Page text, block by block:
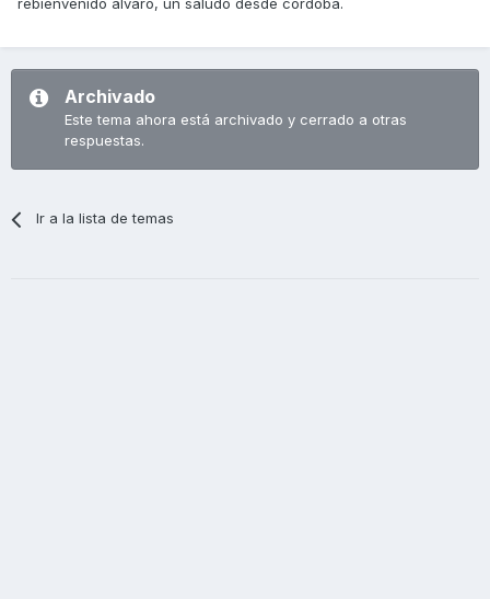
Archivado
Este tema ahora está archivado y cerrado a otras
respuestas.
Ir a la lista de temas